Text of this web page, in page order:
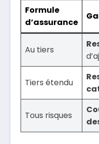
Formule
d’assurance
Au tiers
Tiers étendu
Tous risques